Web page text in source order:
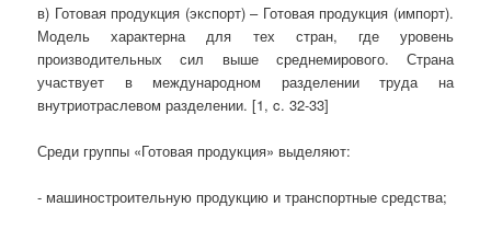
в) Готовая продукция (экспорт) – Готовая продукция (импорт).
Модель характерна для тех стран, где уровень
производительных сил выше среднемирового. Страна
участвует в международном разделении труда на
внутриотраслевом разделении. [1, c. 32-33]
Среди группы «Готовая продукция» выделяют:
- машиностроительную продукцию и транспортные средства;